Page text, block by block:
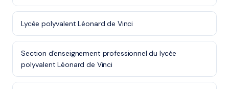
Lycée polyvalent Léonard de Vinci
Section d'enseignement professionnel du lycée
polyvalent Léonard de Vinci